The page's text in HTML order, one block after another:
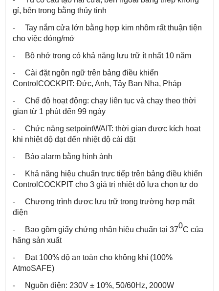
gỉ, bên trong bằng thủy tinh
- Tay nắm cửa lớn bằng hợp kim nhôm rất thuận tiện
cho việc đóng/mở
- Bộ nhớ trong có khả năng lưu trữ ít nhất 10 năm
- Cài đặt ngôn ngữ trên bảng điều khiển
ControlCOCKPIT: Đức, Anh, Tây Ban Nha, Pháp
- Chế độ hoạt động: chạy liên tục và chạy theo thời
gian từ 1 phút đến 99 ngày
- Chức năng setpointWAIT: thời gian được kích hoạt
khi nhiệt độ đạt đến nhiệt độ cài đặt
- Báo alarm bằng hình ảnh
- Khả năng hiệu chuẩn trực tiếp trên bảng điều khiển
ControlCOCKPIT cho 3 giá trị nhiệt độ lựa chọn tự do
- Chương trình được lưu trữ trong trường hợp mất
điện
- Bao gồm giấy chứng nhận hiệu chuẩn tại 370C của
hãng sản xuất
- Đạt 100% độ an toàn cho không khí (100%
AtmoSAFE)
- Nguồn điện: 230V ± 10%, 50/60Hz, 2000W